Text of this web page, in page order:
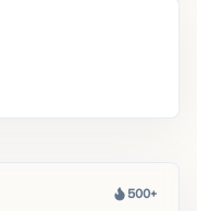
热度
500+